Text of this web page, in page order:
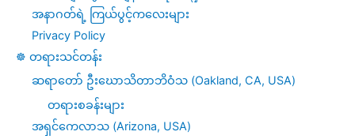
အနာဂတ်ရဲ့ ကြယ်ပွင့်ကလေးများ
Privacy Policy
☸️ တရားသင်တန်း
ဆရာတော် ဦးဃောသိတာဘိဝံသ (Oakland, CA, USA)
တရားစခန်းများ
အရှင်ကေလာသ (Arizona, USA)